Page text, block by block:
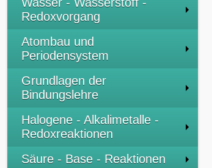
Redoxvorgang
Atombau und
Periodensystem
Grundlagen der
Bindungslehre
Halogene - Alkalimetalle -
Redoxreaktionen
Säure - Base - Reaktionen